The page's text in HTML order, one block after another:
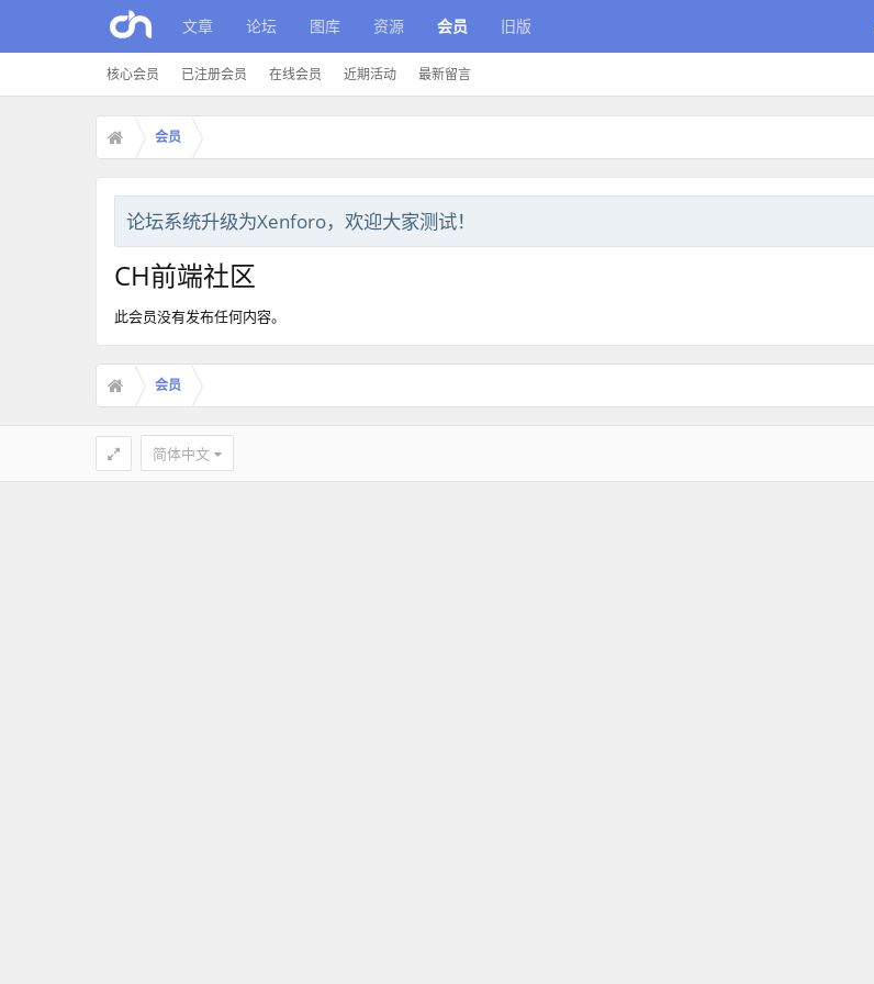
文章 论坛 图库 资源 会员
核心会员 已注册会员 在线会员 近期活动 最新留言
旧版
会员
论坛系统升级为Xenforo，欢迎大家测试！
CH前端社区
此会员没有发布任何内容。
会员
简体中文